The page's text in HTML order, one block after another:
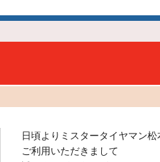
日頃よりミスタータイヤマン松
ご利用いただきまして